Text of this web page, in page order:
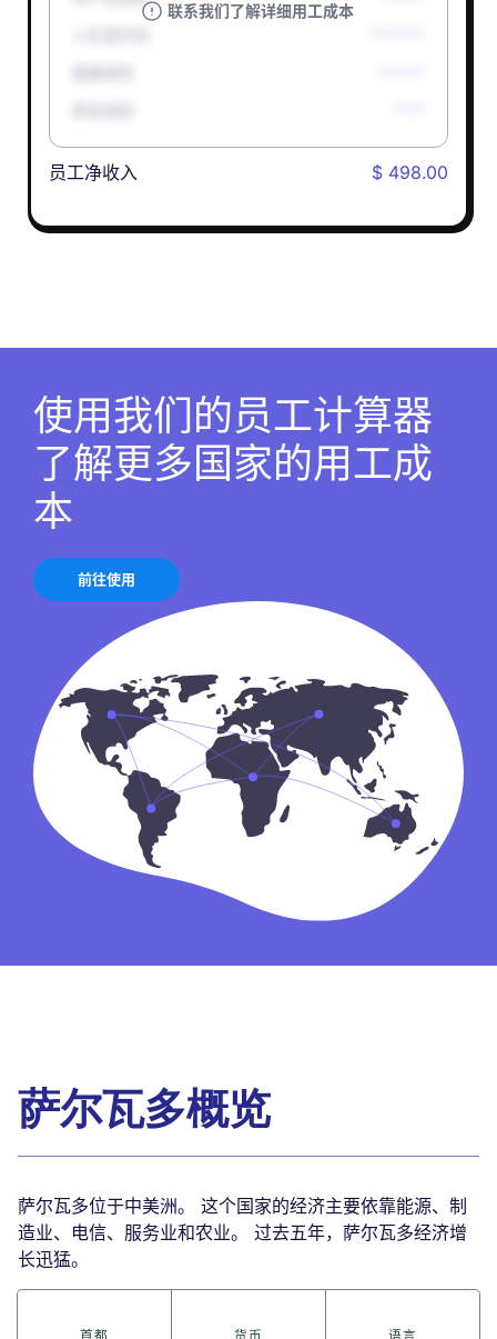
联系我们了解详细用工成本
员工净收入 $ 498.00
使用我们的员工计算器
了解更多国家的用工成
本
前往使用
萨尔瓦多概览
萨尔瓦多位于中美洲。 这个国家的经济主要依靠能源、制
造业、电信、服务业和农业。 过去五年，萨尔瓦多经济增
长迅猛。
首都 货币 语言